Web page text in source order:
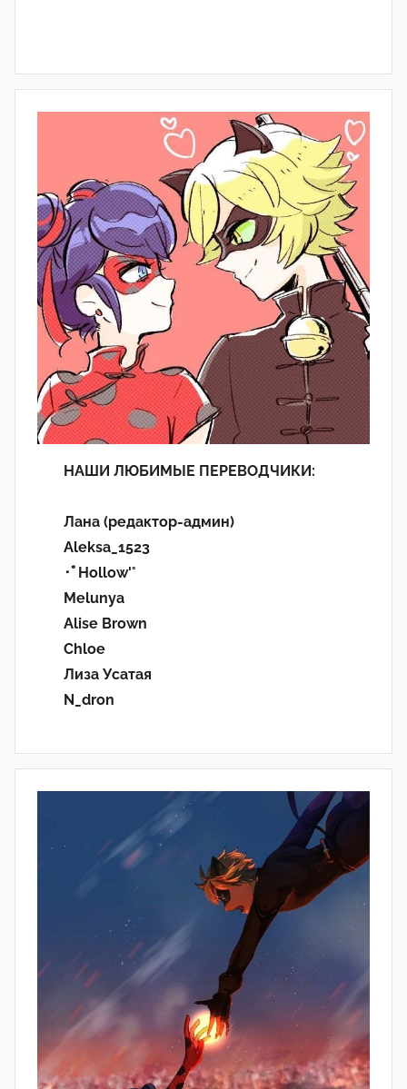
НАШИ ЛЮБИМЫЕ ПЕРЕВОДЧИКИ:
Лана (редактор-админ)
Aleksa_1523
･ﾟHollow'°
Melunya
Alise Brown
Chloe
Лиза Усатая
N_dron